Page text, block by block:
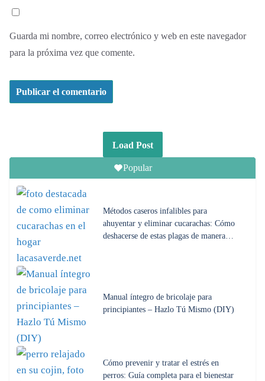
Guarda mi nombre, correo electrónico y web en este navegador
para la próxima vez que comente.
Load Post
Popular
Métodos caseros infalibles para
ahuyentar y eliminar cucarachas: Cómo
deshacerse de estas plagas de manera…
Manual íntegro de bricolaje para
principiantes – Hazlo Tú Mismo (DIY)
Cómo prevenir y tratar el estrés en
perros: Guía completa para el bienestar